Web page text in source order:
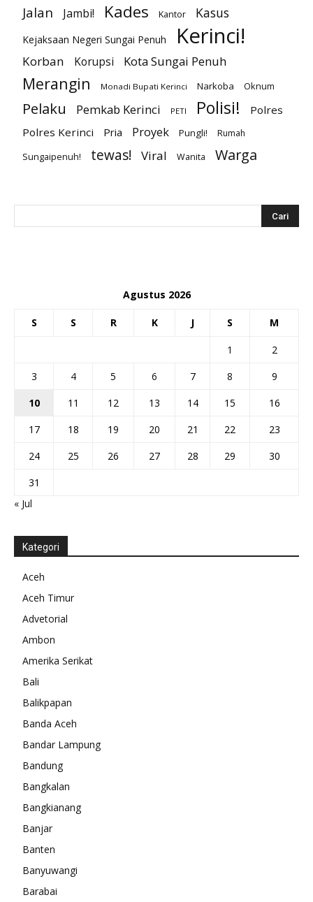
Jalan Jambi! Kades Kantor Kasus
Kejaksaan Negeri Sungai Penuh Kerinci!
Korban Korupsi Kota Sungai Penuh
Merangin Monadi Bupati Kerinci Narkoba Oknum
Pelaku Pemkab Kerinci PETI Polisi!
Polres
Polres Kerinci
Pria Proyek Pungli! Rumah
Sungaipenuh! tewas! Viral Wanita Warga
Agustus 2026
S S R K J S M
1
2
3
4 5 6 7 8
9
10
11 12 13 14 15
16
17
18 19 20 21 22
23
24
25 26 27 28 29
30
31
« Jul
Kategori
Aceh
Aceh Timur
Advetorial
Ambon
Amerika Serikat
Bali
Balikpapan
Banda Aceh
Bandar Lampung
Bandung
Bangkalan
Bangkianang
Banjar
Banten
Banyuwangi
Barabai